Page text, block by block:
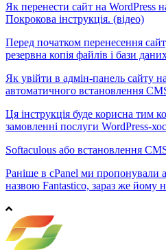
Як перенести сайт на WordPress
Покрокова інструкція. (відео)
Перед початком перенесення
резервна копія файлів і бази
Як увійти в адмін-панель сайту
автоматичного встановлення
Ця інструкція буде корисна тим
замовленні послуги WordPress-
Softaculous або встановлення CMS
Раніше в cPanel ми пропонували
назвою Fantastico, зараз же йому